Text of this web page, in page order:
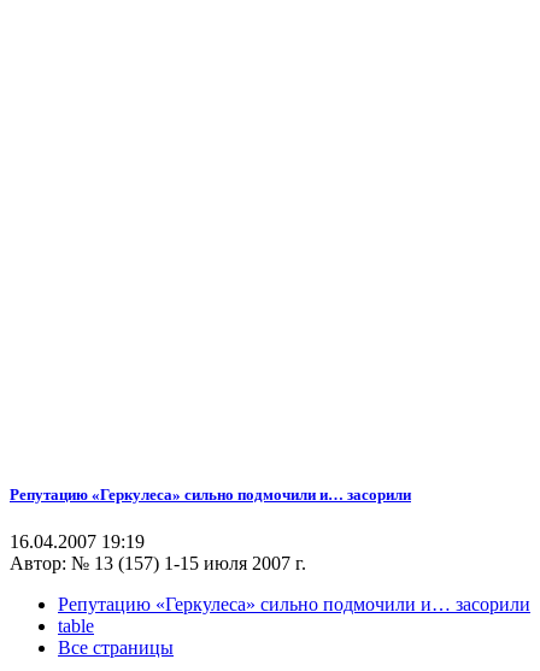
Репутацию «Геркулеса» сильно подмочили и… засорили
16.04.2007 19:19
Автор: № 13 (157) 1-15 июля 2007 г.
Репутацию «Геркулеса» сильно подмочили и… засорили
table
Все страницы